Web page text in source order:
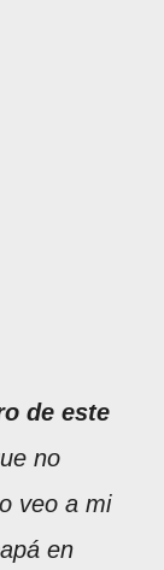
de este
no
veo a mi
en